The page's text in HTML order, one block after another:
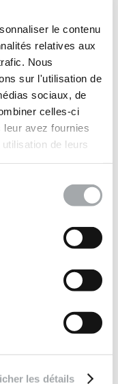
le contenu
relatives aux
Nous
sur l'utilisation de
sociaux, de
celles-ci
avez fournies
de leurs
les détails